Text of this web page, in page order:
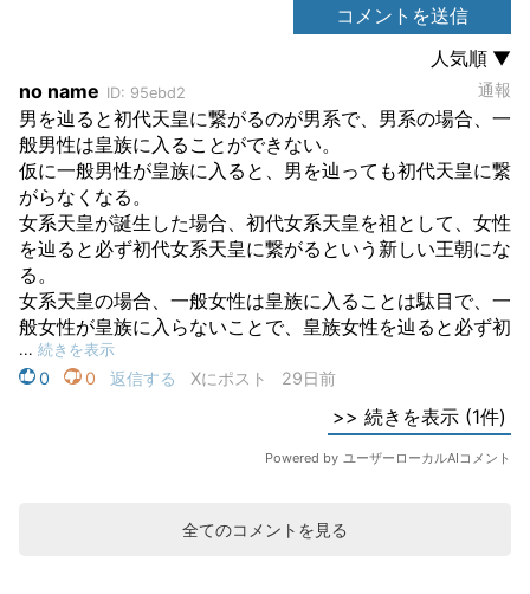
全てのコメントを見る